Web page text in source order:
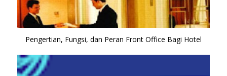
Pengertian, Fungsi, dan Peran Front Office Bagi Hotel